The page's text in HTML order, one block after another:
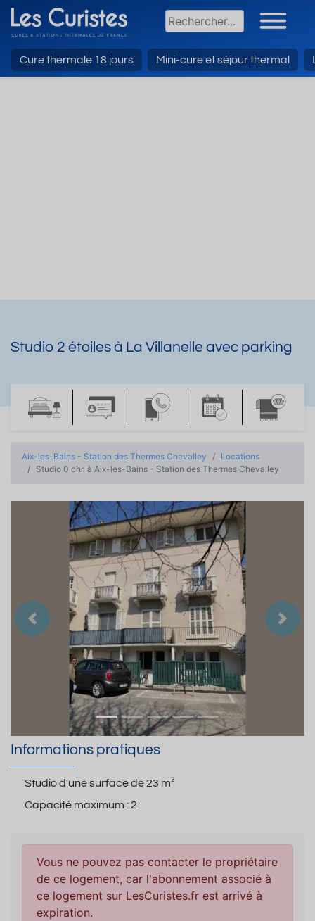
Cure thermale 18 jours Mini-cure et séjour thermal
Studio 2 étoiles à La Villanelle avec parking
Aix-les-Bains - Station des Thermes Chevalley
Locations
Studio 0 chr. à Aix-les-Bains - Station des Thermes Chevalley
Précedent
Informations pratiques
Studio d'une surface de23 m²
Capacité maximum :2
Vous ne pouvez pas contacter le propriétaire
de ce logement, car l'abonnement associé à
ce logement sur LesCuristes.fr est arrivé à
expiration.